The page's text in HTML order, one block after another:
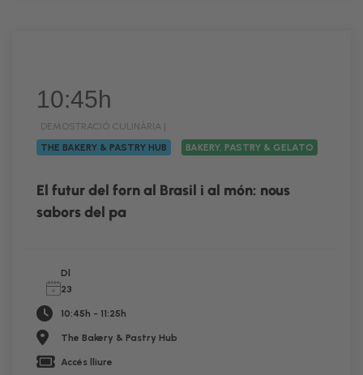
10:45h
DEMOSTRACIÓ CULINÀRIA |
THE BAKERY & PASTRY HUB
BAKERY, PASTRY & GELATO
El futur del forn al Brasil i al món: nous
sabors del pa
Dl
23
10:45h - 11:25h
The Bakery & Pastry Hub
Accés lliure